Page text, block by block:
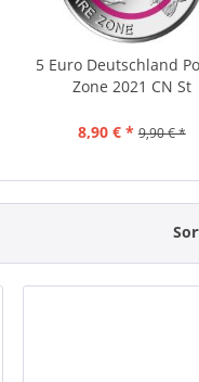
5 Euro Deutschland
Zone 2021 CN St
8,90 € * 9,90 € *